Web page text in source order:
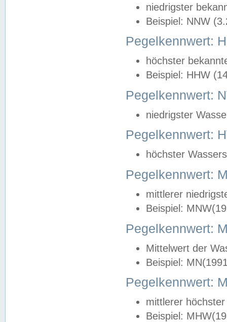
niedrigster
Beispiel: NNW
Pegelkennwert:
höchster
Beispiel: HHW
Pegelkennwert:
niedrigster
Pegelkennwert:
höchster
Pegelkennwert:
mittlerer
Beispiel:
Pegelkennwert:
Mittelwert der
Beispiel:
Pegelkennwert:
mittlerer
Beispiel: